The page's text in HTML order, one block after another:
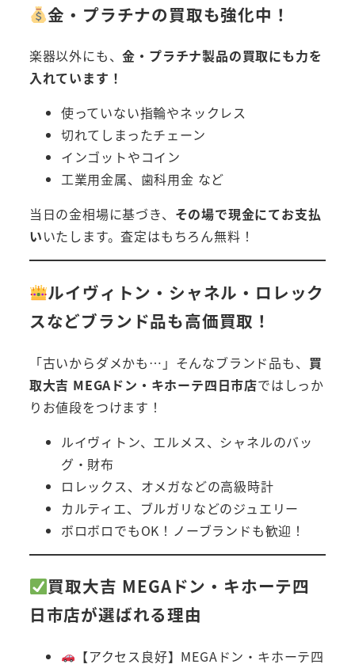
金・プラチナの買取も強化中！
楽器以外にも、金・プラチナ製品の買取にも力を
入れています！
使っていない指輪やネックレス
切れてしまったチェーン
インゴットやコイン
工業用金属、歯科用金 など
当日の金相場に基づき、 その場で現金にてお支払
いいたします。査定はもちろん無料！
ルイヴィトン・シャネル・ロレック
スなどブランド品も高価買取！
「古いからダメかも…」そんなブランド品も、 買
取大吉 MEGAドン・キホーテ四日市店ではしっか
りお値段をつけます！
ルイヴィトン、エルメス、シャネルのバッ
グ・財布
ロレックス、オメガなどの高級時計
カルティエ、ブルガリなどのジュエリー
ボロボロでもOK！ノーブランドも歓迎！
買取大吉 MEGAドン・キホーテ四
日市店が選ばれる理由
【アクセス良好】MEGAドン・キホーテ四